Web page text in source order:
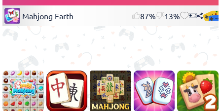
Mahjong Earth 87% 13%